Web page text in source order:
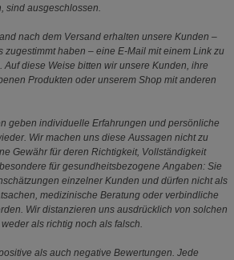
sind ausgeschlossen.
nach dem Versand erhalten unsere Kunden –
zugestimmt haben – eine E-Mail mit einem Link zu
diese Weise bitten wir unsere Kunden, ihre
Produkten oder unserem Shop mit anderen
geben individuelle Erfahrungen und persönliche
Wir machen uns diese Aussagen nicht zu
Gewähr für deren Richtigkeit, Vollständigkeit
für gesundheitsbezogene Angaben: Sie
einzelner Kunden und dürfen nicht als
medizinische Beratung oder verbindliche
Wir distanzieren uns ausdrücklich von solchen
als richtig noch als falsch.
als auch negative Bewertungen. Jede